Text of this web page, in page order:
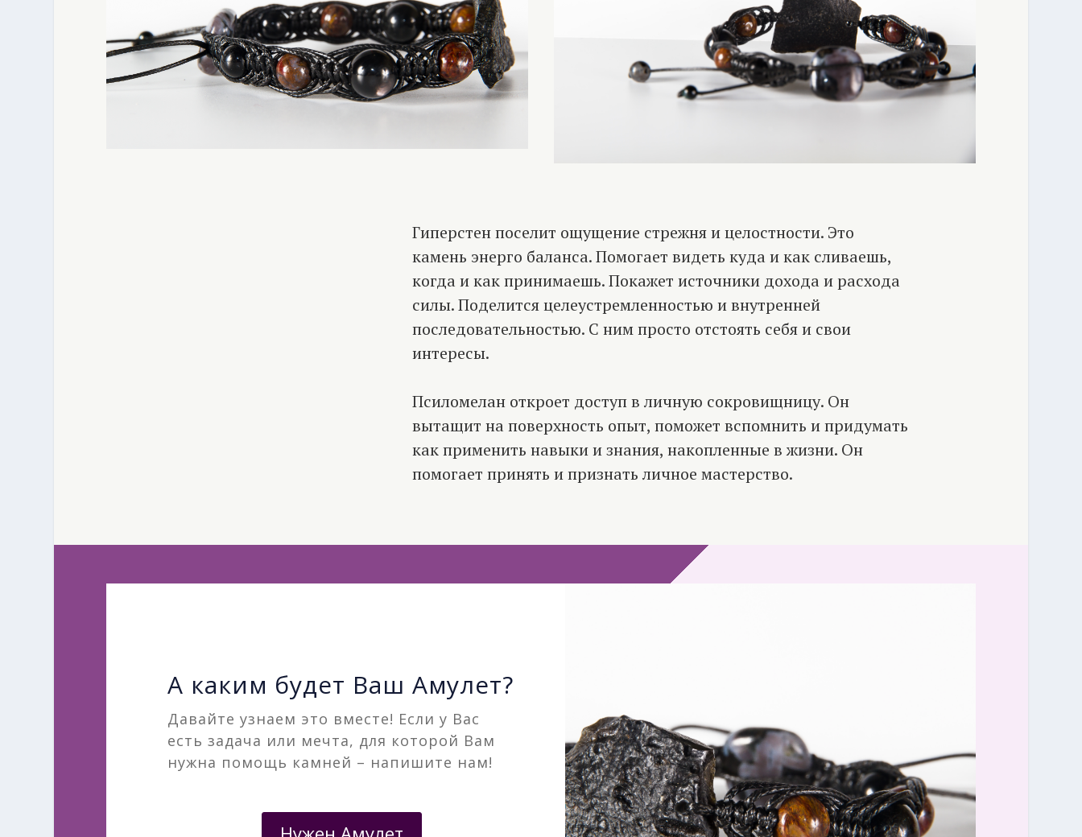
Гиперстен поселит ощущение стрежня и целостности. Это
камень энерго баланса. Помогает видеть куда и как сливаешь,
когда и как принимаешь. Покажет источники дохода и расхода
силы. Поделится целеустремленностью и внутренней
последовательностью. С ним просто отстоять себя и свои
интересы.
Псиломелан откроет доступ в личную сокровищницу. Он
вытащит на поверхность опыт, поможет вспомнить и придумать
как применить навыки и знания, накопленные в жизни. Он
помогает принять и признать личное мастерство.
А каким будет Ваш Амулет?
Давайте узнаем это вместе! Если у Вас
есть задача или мечта, для которой Вам
нужна помощь камней – напишите нам!